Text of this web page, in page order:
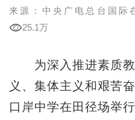
来源：中央广电总台国际
25.1万
为深入推进素质教
义、集体主义和艰苦
口岸中学在田径场举